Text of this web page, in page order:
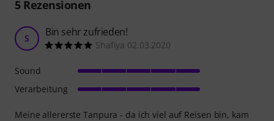
5Rezensionen
S Bin sehr zufrieden!
Shafiya 02.03.2020
Meine allererste Tanpura - da ich viel auf Reisen bin, kam
Sound
Verarbeitung